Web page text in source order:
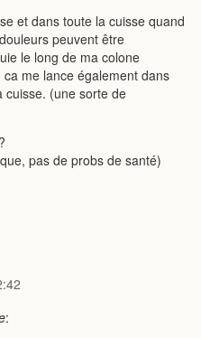
et dans toute la cuisse quand
peuvent être
le long de ma colone
me lance également dans
cuisse. (une sorte de
pas de probs de santé)
: